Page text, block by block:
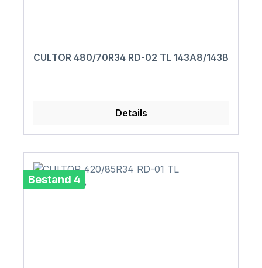
CULTOR 480/70R34 RD-02 TL 143A8/143B
Details
Bestand 4